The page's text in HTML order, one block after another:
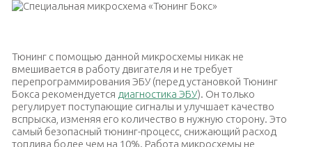
Тюнинг с помощью данной микросхемы никак не
вмешивается в работу двигателя и не требует
перепрограммирования ЭБУ (перед установкой Тюнинг
Бокса рекомендуется диагностика ЭБУ). Он только
регулирует поступающие сигналы и улучшает качество
вспрыска, изменяя его количество в нужную сторону. Это
самый безопасный тюнинг-процесс, снижающий расход
топлива более чем на 10%. Работа микросхемы не